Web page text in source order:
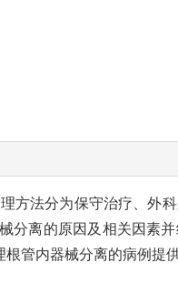
方法分为保守治疗、外
分离的原因及相关因素
管内器械分离的病例提供